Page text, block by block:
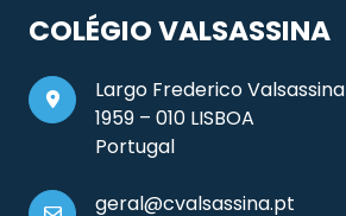
COLÉGIO VALSASSINA
Largo Frederico Valsassina
1959 – 010 LISBOA
Portugal
geral@cvalsassina.pt